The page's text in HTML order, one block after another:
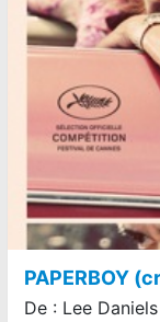
PAPERBOY
De : Lee